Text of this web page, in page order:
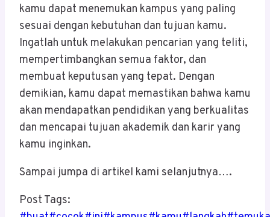
kamu dapat menemukan kampus yang paling
sesuai dengan kebutuhan dan tujuan kamu.
Ingatlah untuk melakukan pencarian yang teliti,
mempertimbangkan semua faktor, dan
membuat keputusan yang tepat. Dengan
demikian, kamu dapat memastikan bahwa kamu
akan mendapatkan pendidikan yang berkualitas
dan mencapai tujuan akademik dan karir yang
kamu inginkan.
Sampai jumpa di artikel kami selanjutnya….
Post Tags: